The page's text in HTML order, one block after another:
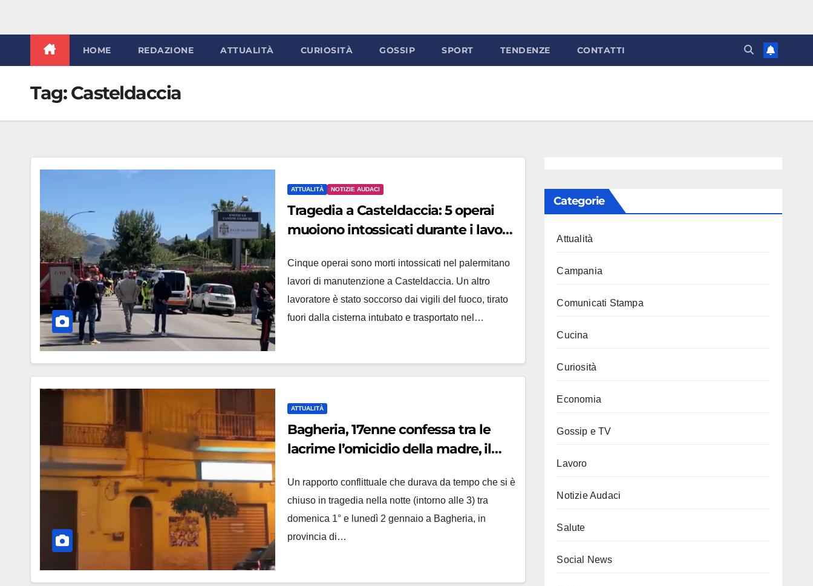
HOME REDAZIONE ATTUALITÀ CURIOSITÀ GOSSIP SPORT TENDENZE CONTATTI
Tag:Casteldaccia
ATTUALITÀ NOTIZIE AUDACI
Tragedia a Casteldaccia: 5 operai
muoiono intossicati durante i lavori
Cinque operai sono morti intossicati nel palermitano
lavori di manutenzione a Casteldaccia. Un altro
lavoratore è stato soccorso dai vigili del fuoco, tirato
fuori dalla cisterna intubato e trasportato nel…
ATTUALITÀ
Bagheria, 17enne confessa tra le
lacrime l’omicidio della madre, il
ragazza’
Un rapporto conflittuale che durava da tempo che si è
chiuso in tragedia nella notte (intorno alle 3) tra
domenica 1° e lunedì 2 gennaio a Bagheria, in
provincia di…
Categorie
Attualità
Campania
Comunicati Stampa
Cucina
Curiosità
Economia
Gossip e TV
Lavoro
Notizie Audaci
Salute
Social News